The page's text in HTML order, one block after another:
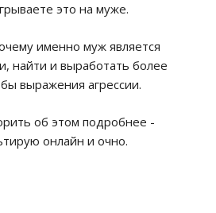
это на муже.
именно муж является
найти и выработать более
выражения агрессии.
об этом подробнее -
онлайн и очно.